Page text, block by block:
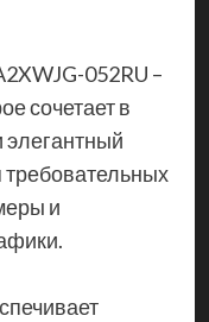
052RU –
сочетает в
элегантный
и